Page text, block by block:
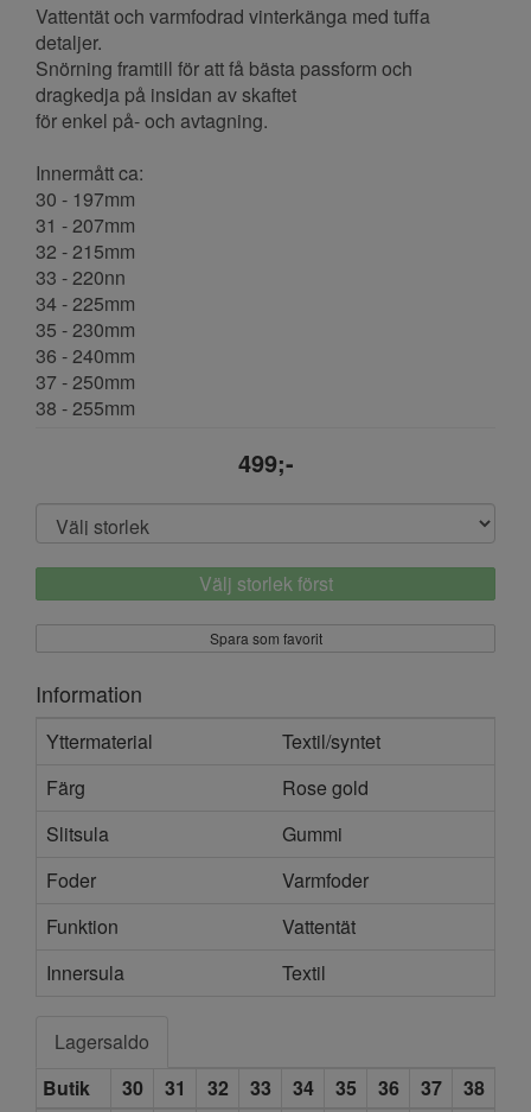
Vattentät och varmfodrad vinterkänga med tuffa
detaljer.
Snörning framtill för att få bästa passform och
dragkedja på insidan av skaftet
för enkel på- och avtagning.
Innermått ca:
30 - 197mm
31 - 207mm
32 - 215mm
33 - 220nn
34 - 225mm
35 - 230mm
36 - 240mm
37 - 250mm
38 - 255mm
499;-
Välj storlek först
Spara som favorit
Information
Yttermaterial
Textil/syntet
Färg
Rose gold
Slitsula
Gummi
Foder
Varmfoder
Funktion
Vattentät
Innersula
Textil
Lagersaldo
Butik
30 31 32 33 34 35 36 37
38